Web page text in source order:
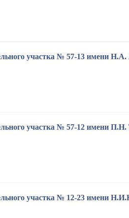
участка № 57-13 имени
участка № 57-12 имени
участка № 12-23 имени